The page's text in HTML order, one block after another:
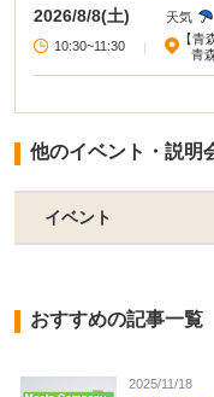
2026/8/8(土)
天気
10:30~11:30
|
【青
青
他のイベント・説明
イベント
おすすめの記事一覧
2025/11/18